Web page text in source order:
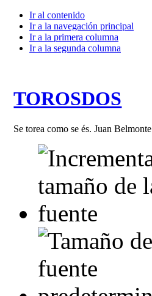
Ir al contenido
Ir a la navegación principal
Ir a la primera columna
Ir a la segunda columna
TOROSDOS
Se torea como se és. Juan Belmonte